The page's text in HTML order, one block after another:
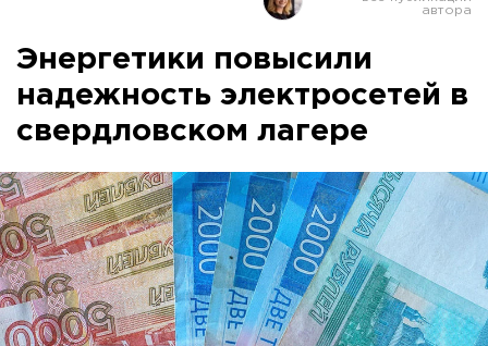
Оренбург
Энергетики повысили
надежность электросетей в
свердловском лагере